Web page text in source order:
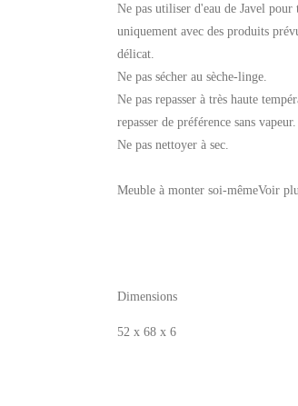
Ne pas utiliser d'eau de Javel
uniquement avec des produits
délicat.
Ne pas sécher au sèche-linge.
Ne pas repasser à très haute
repasser de préférence sans vapeur.
Ne pas nettoyer à sec.
Meuble à monter soi-mêmeVoir
Dimensions
52 x 68 x 6